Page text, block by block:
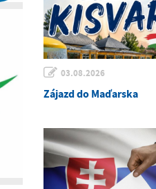
03.08.2026
Zájazd do Maďarska